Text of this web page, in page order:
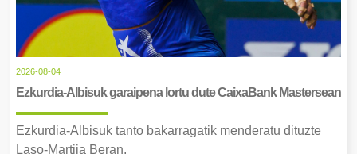
2026-08-04
Ezkurdia-Albisuk garaipena lortu dute CaixaBank Mastersean
Ezkurdia-Albisuk tanto bakarragatik menderatu dituzte
Laso-Martija Beran.